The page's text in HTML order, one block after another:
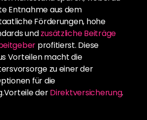
Entnahme aus dem
Förderungen, hohe
und zusätzliche Beiträge
profitierst. Diese
Vorteilen macht die
zu einer der
für die
der Direktversicherung.